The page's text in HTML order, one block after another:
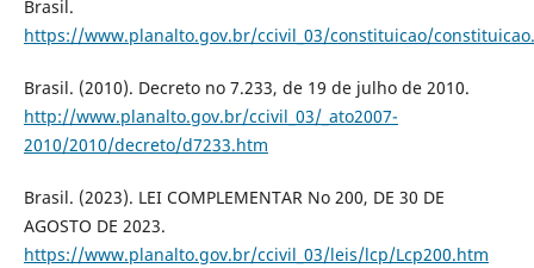
Brasil.
https://www.planalto.gov.br/ccivil_03/constituicao/
Brasil. (2010). Decreto no 7.233, de 19 de julho de 2010.
http://www.planalto.gov.br/ccivil_03/_ato2007-
2010/2010/decreto/d7233.htm
Brasil. (2023). LEI COMPLEMENTAR No 200, DE 30 DE
AGOSTO DE 2023.
https://www.planalto.gov.br/ccivil_03/leis/lcp/Lcp200.htm